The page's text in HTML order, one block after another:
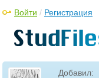
Войти / Регистрация
Добавил: